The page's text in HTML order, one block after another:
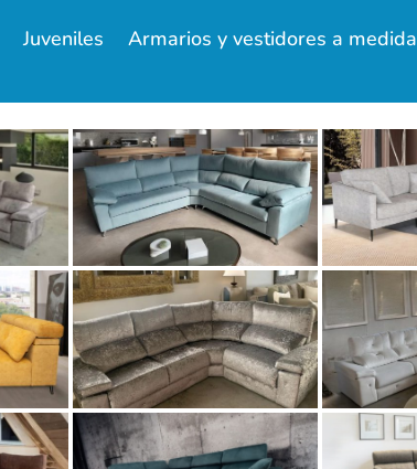
Juveniles Armarios y vestidores a medida